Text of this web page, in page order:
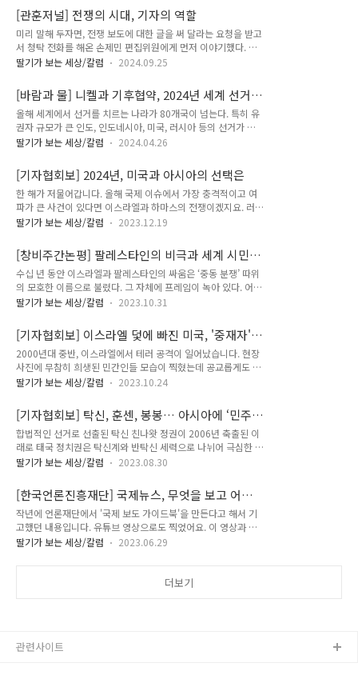
체로 그런 것이다. 예외가 있다면, 2021년 유엔이 ‘세계 최초의
기후변화 기근’이라 했던 마..
소리와 대비되는 ‘키세스 시위대’다. ‘이쪽’ 시위대에서 눈에 띄
는 것은 형형색색 응원봉으로 한국은 물론 세계 언론에 보도된
젊은 여성들이다. 방한용 은박 비닐로 몸을 두른 모습이 키세스
초콜릿처럼 보인다 해서 그런 별명이 붙었다. 걸그룹 소녀시대의
‘다만세(다시 만난 세계)’에 맞춰 몸을 흔들며 구호를 외치는 여
핵 표결을 이끌어낸 여의도 대규모 시위에서도 유독 2030 여성
들은 눈에 ..
[관훈저널] 전쟁의 시대, 기자의 역할
미리 말해 두자면, 전쟁 보도에 대한 글을 써 달라는 요청을 받고
서 청탁 전화를 해온 손제민 편집위원에게 먼저 이야기했다. 현
재 한국 언론의 전쟁 보도들을 놓고 잘 한다 못 한다 품평하고 싶
틀로 활동하고 있으니 내 정체성은 여전히 ‘기자’다. 소속된 회사
는 없지만 30년 가까이 신문사에서 일을 배웠고 일을 했다. 회사
를 떠나고 난 뒤에 언론 보도들을 비판하면서 이게 나쁘네 저게
부족하네 하는 것은 유체이탈 화법으로 들릴 수밖에 없다는 걸
잘 안다. 더 나은 보도를 지향한다면 신문사에서 일하는 동안에
기들은 지금 쏟아져 나오는 전쟁에 관한 보도들에 대한 구체적인
비평이나 질타가 아..
딸기가 보는 세상/칼럼 2024.09.25
[바람과 물] 니켈과 기후협약, 2024년 세계 선거
와 기후 정치
올해 세계에서 선거를 치르는 나라가 80개국이 넘는다. 특히 유
권자 규모가 큰 인도, 인도네시아, 미국, 러시아 등의 선거가 줄
줄이 잡혀 있어 연초부터 ‘선거의 해’라며 주목하는 보도들이 쏟
의의 해’가 되어야 마땅하다. 그러나 러시아 대선은 블라디미르
푸틴 대통령의 뻔한 승리로 끝났고, ‘세계 최대 민주국가’라는 인
도에서는 무슬림 차별을 공고히 해온 나렌드라 모디 총리와 바라
티야 자나타(BJP) 당의 집권이 연장될 것이 확실시된다. 미국에
서는 도널드 트럼프 전대통령이 이번에도 역시나 반이민 선동을
가 되기를 기대하기엔 모자라도 너무 모자란다.기후대응 측면에
서는 어떨까. 과학전문지 ..
딸기가 보는 세상/칼럼 2024.04.26
[기자협회보] 2024년, 미국과 아시아의 선택은
한 해가 저물어갑니다. 올해 국제 이슈에서 가장 충격적이고 여
파가 큰 사건이 있다면 이스라엘과 하마스의 전쟁이겠지요. 러시
아의 우크라이나 침공이 계속되는 가운데 중동에서마저 무력 충
고, 그 고통은 내년에도 계속될 것 같습니다. 내년에는 또 어떤
일들이 벌어질까요. 80억명이 살아가는 세계에서 일어날 일들을
미리 내다보지는 못한다 해도, 11월 5일의 미국 대선을 비롯해
세계에 영향을 미칠 선거 일정이나 기념하고 기록해야 할 일들을
생각해볼 수는 있지요. 중요한 일정들을 통해 한 해를 얼추 그려
선거가 많습니다. 인구대국들이 줄줄이 선거를 치르는 까닭에,
내년에 한 표를 행사하는 지구 ..
딸기가 보는 세상/칼럼 2023.12.19
[창비주간논평] 팔레스타인의 비극과 세계 시민
의 역할
수십 년 동안 이스라엘과 팔레스타인의 싸움은 ‘중동 분쟁’ 따위
의 모호한 이름으로 불렸다. 그 자체에 프레임이 녹아 있다. 어느
정도는 ‘대등한’ 세력들이 ‘논란의 여지가 있는’ 이슈를 가지고
하기엔 아무래도 적다는 듯이 인식을 호도하는 용어이니 말이다.
세계는 그동안 이스라엘이 전투기를 띄우고 미사일을 쏘고 팔레
스타인 땅에 탱크를 들여보내도 이스라엘의 침공 혹은 전쟁이라
부르는 대신 양측의 이름을 동시에 붙인 분쟁이라는 표현을 쓰곤
했다. 용어가 바뀌기 시작한 것은 2000년대 중후반부터였던 듯
2006년, 하마스를 응징한다며 가자지구를 공격하고 국제법상
금지된 백린탄까지 쏘았던 2009..
딸기가 보는 세상/칼럼 2023.10.31
[기자협회보] 이스라엘 덫에 빠진 미국, '중재자'
나선 중국
2000년대 중반, 이스라엘에서 테러 공격이 일어났습니다. 현장
사진에 무참히 희생된 민간인들 모습이 찍혔는데 공교롭게도 분
쟁과 아무 관련 없는 중국인 노동자들이 많아서 놀랐던 적 있습
생’해온 이스라엘이, 외국인 노동자들을 충원하면서 팔레스타인
쪽에 분리장벽을 세우고 기만적인 공생의 제스처마저 집어치우
려 하고 있던 때였지요. 이집트가 아직 호스니 무바라크의 통치
를 받던 시절, 홍해에 특별경제무역을 만든다며 중국 톈진 경제
특구 운영당국의 도움을 받아 요업공장을 건설하던 모습도 떠오
어나자 중국이 전세기를 띄워 수만 명에 이르는 자국민 노동자들
을 호송해오던 장면도요. 2016년 시진핑 ..
딸기가 보는 세상/칼럼 2023.10.24
[기자협회보] 탁신, 훈센, 봉봉… 아시아에 ‘민주
주의의 모델’은 없나
합법적인 선거로 선출된 탁신 친나왓 정권이 2006년 축출된 이
래로 태국 정치권은 탁신계와 반탁신 세력으로 나뉘어 극심한 대
립을 벌였지요. 성공한 기업가 출신이지만 서민들에게 인기가 많
엣가시였습니다. 군부는 그가 유엔 총회에 간 사이 무혈 쿠데타
로 몰아냈죠. 그러나 2008년 선거에서 탁신계가 다시 승리했습
니다. 군부와 반탁신계는 탁신을 부패죄로 기소했고, 탁신은 영
국으로 망명했습니다. 탁신을 지지하는 시위로 방콕이 마비되자
군부가 무력 진압에 나서 90여명이 목숨을 잃었습니다. 그렇게
딸기가 보는 세상/칼럼 2023.08.30
[한국언론진흥재단] 국제뉴스, 무엇을 보고 어떻
게 쓸 것인가
작년에 언론재단에서 '국제 보도 가이드북'을 만든다고 해서 기
고했던 내용입니다. 유튜브 영상으로도 찍었어요. 이 영상과 글
은 기자들을 대상으로 한 거지만 뉴스 소비자들 입장에서도 어떤
저평가되어 있다’, ‘한국 언론은 국제뉴스를 소홀히 다룬다’는 비
커다란 이야기들이 주로 오가기 때문이기도 합니다. ‘나’와 관련
딸기가 보는 세상/칼럼 2023.06.29
더보기
관련사이트